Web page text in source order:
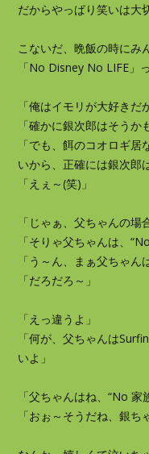
だからやっぱり笑いは大
こないだ、晩飯の時にみ
「No Disney No LIFE」
「俺はイモリが大好きだ
「確かに銀次郎はそうか
「でも、餌のコオロギ
いから、正確には銀次郎
「えぇ～(笑)」
「じゃぁ、父ちゃんの場
「そりゃ父ちゃんは、
「う～ん、まぁ父ちゃん
「だろだろ～」
「えっ違うよ」
「何が、父ちゃんは
いよ」
「父ちゃんはね、“No 家
「おぉ～そうだね、銀ち